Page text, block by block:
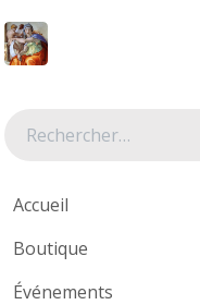
Accueil
Boutique
Événements
Tous les produits